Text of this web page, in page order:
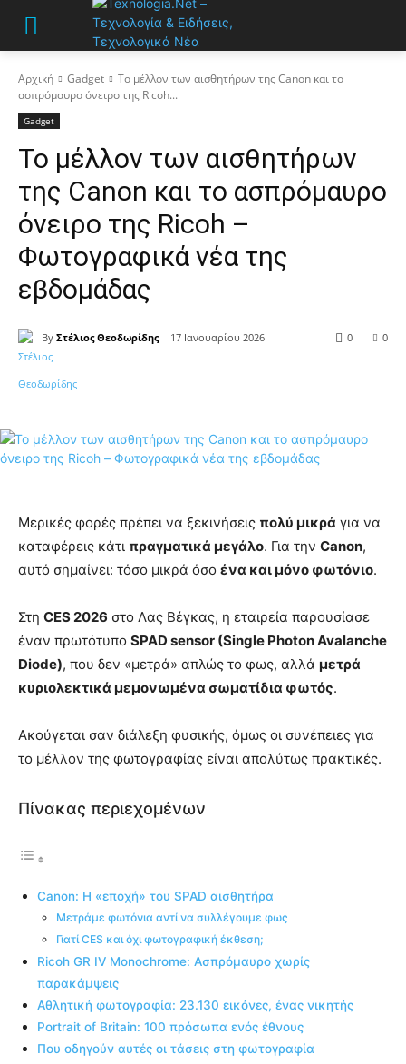
Αρχική Gadget
Το μέλλον των αισθητήρων της Canon και το
ασπρόμαυρο όνειρο της Ricoh...
Gadget
Το μέλλον των αισθητήρων
της Canon και το ασπρόμαυρο
όνειρο της Ricoh –
Φωτογραφικά νέα της
εβδομάδας
By Στέλιος Θεοδωρίδης 17 Ιανουαρίου 2026 0
0
Μερικές φορές πρέπει να ξεκινήσεις πολύ μικρά για να
καταφέρεις κάτι πραγματικά μεγάλο. Για την Canon,
αυτό σημαίνει: τόσο μικρά όσο ένα και μόνο φωτόνιο.
Στη CES 2026 στο Λας Βέγκας, η εταιρεία παρουσίασε
έναν πρωτότυπο SPAD sensor (Single Photon Avalanche
Diode), που δεν «μετρά» απλώς το φως, αλλά μετρά
κυριολεκτικά μεμονωμένα σωματίδια φωτός.
Ακούγεται σαν διάλεξη φυσικής, όμως οι συνέπειες για
το μέλλον της φωτογραφίας είναι απολύτως πρακτικές.
Πίνακας περιεχομένων
Canon: Η «εποχή» του SPAD αισθητήρα
Μετράμε φωτόνια αντί να συλλέγουμε φως
Γιατί CES και όχι φωτογραφική έκθεση;
Ricoh GR IV Monochrome: Ασπρόμαυρο χωρίς
παρακάμψεις
Αθλητική φωτογραφία: 23.130 εικόνες, ένας νικητής
Portrait of Britain: 100 πρόσωπα ενός έθνους
Που οδηγούν αυτές οι τάσεις στη φωτογραφία